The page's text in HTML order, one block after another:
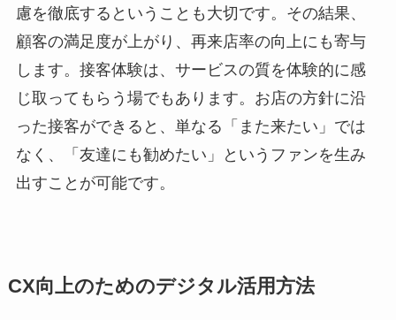
慮を徹底するということも大切です。その結果、
顧客の満足度が上がり、再来店率の向上にも寄与
します。接客体験は、サービスの質を体験的に感
じ取ってもらう場でもあります。お店の方針に沿
った接客ができると、単なる「また来たい」では
なく、「友達にも勧めたい」というファンを生み
出すことが可能です。
CX向上のためのデジタル活用方法